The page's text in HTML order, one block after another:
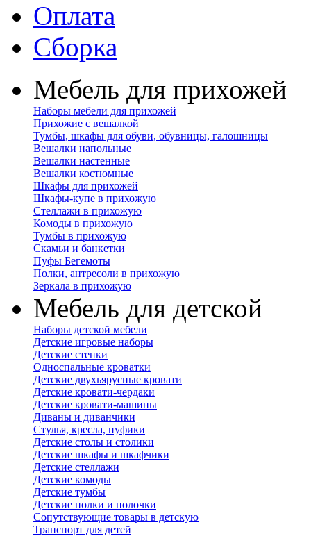
Оплата
Сборка
Мебель для прихожей
Наборы мебели для прихожей
Прихожие с вешалкой
Тумбы, шкафы для обуви, обувницы, галошницы
Вешалки напольные
Вешалки настенные
Вешалки костюмные
Шкафы для прихожей
Шкафы-купе в прихожую
Стеллажи в прихожую
Комоды в прихожую
Тумбы в прихожую
Скамьи и банкетки
Пуфы Бегемоты
Полки, антресоли в прихожую
Зеркала в прихожую
Мебель для детской
Наборы детской мебели
Детские игровые наборы
Детские стенки
Односпальные кроватки
Детские двухъярусные кровати
Детские кровати-чердаки
Детские кровати-машины
Диваны и диванчики
Стулья, кресла, пуфики
Детские столы и столики
Детские шкафы и шкафчики
Детские стеллажи
Детские комоды
Детские тумбы
Детские полки и полочки
Сопутствующие товары в детскую
Транспорт для детей